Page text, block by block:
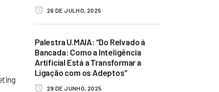
26 DE JULHO, 2025
Palestra U.MAIA: “Do Relvado à
Bancada: Como a Inteligência
Artificial Está a Transformar a
Ligação com os Adeptos”
29 DE JUNHO, 2025